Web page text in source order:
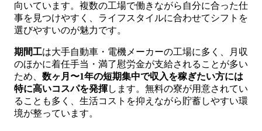
向いています。複数の工場で働きながら自分に合った仕
事を見つけやすく、ライフスタイルに合わせてシフトを
選びやすいのが魅力です。
期間工は大手自動車・電機メーカーの工場に多く、月収
のほかに着任手当・満了慰労金が支給されることが多い
ため、 数ヶ月〜1年の短期集中で収入を稼ぎたい方には
特に高いコスパを発揮します。無料の寮が用意されてい
ることも多く、生活コストを抑えながら貯蓄しやすい環
境が整っています。